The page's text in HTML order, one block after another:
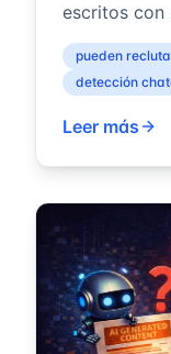
escritos con
métodos de
invisibles ...
pueden
detección
Leer más